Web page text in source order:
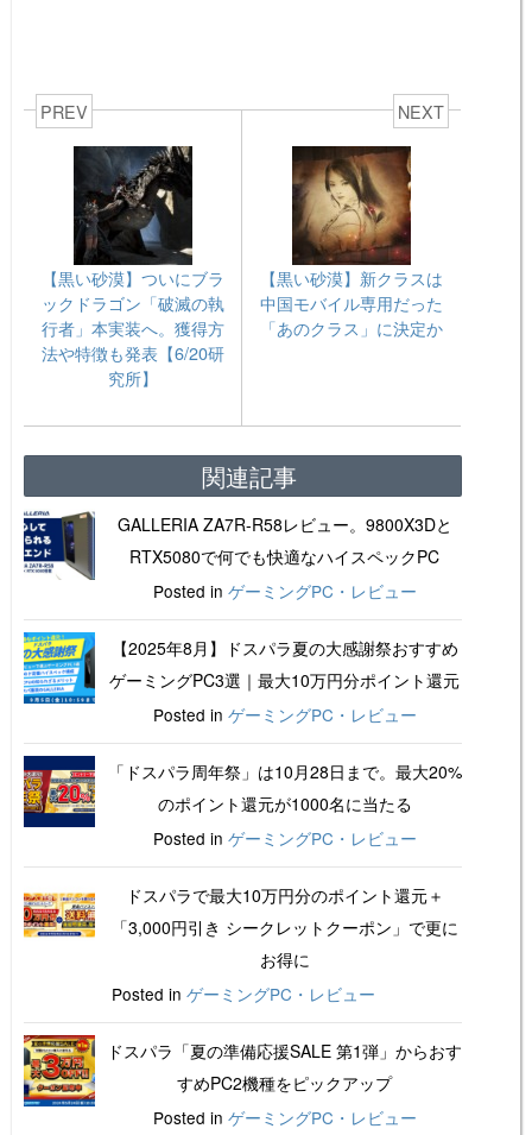
PREV
【黒い砂漠】ついにブラ
ックドラゴン「破滅の執
行者」本実装へ。獲得方
法や特徴も発表【6/20研
究所】
NEXT
【黒い砂漠】新クラスは
中国モバイル専用だった
「あのクラス」に決定か
関連記事
GALLERIA ZA7R-R58レビュー。9800X3Dと
RTX5080で何でも快適なハイスペックPC
Posted in ゲーミングPC・レビュー
【2025年8月】ドスパラ夏の大感謝祭おすすめ
ゲーミングPC3選｜最大10万円分ポイント還元
Posted in ゲーミングPC・レビュー
「ドスパラ周年祭」は10月28日まで。最大20%
のポイント還元が1000名に当たる
Posted in ゲーミングPC・レビュー
ドスパラで最大10万円分のポイント還元＋
「3,000円引き シークレットクーポン」で更に
お得に
Posted in ゲーミングPC・レビュー
ドスパラ「夏の準備応援SALE 第1弾」からおす
すめPC2機種をピックアップ
Posted in ゲーミングPC・レビュー